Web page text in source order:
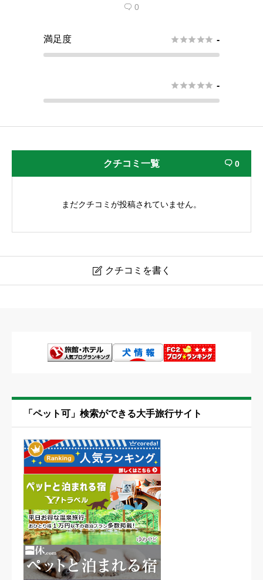
 0
満足度  -
 -
クチコミ一覧  0
まだクチコミが投稿されていません。
 クチコミを書く
満足度
星の数をお選びください 
必須
「ペット可」検索ができる大手旅行サイト